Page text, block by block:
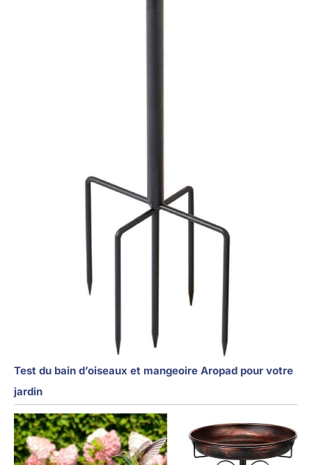
Test du bain d’oiseaux et mangeoire Aropad pour votre
jardin